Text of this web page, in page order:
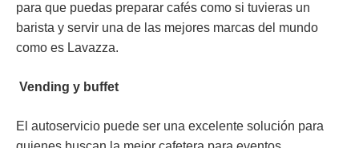
para que puedas preparar cafés como si tuvieras un
barista y servir una de las mejores marcas del mundo
como es Lavazza.
Vending y buffet
El autoservicio puede ser una excelente solución para